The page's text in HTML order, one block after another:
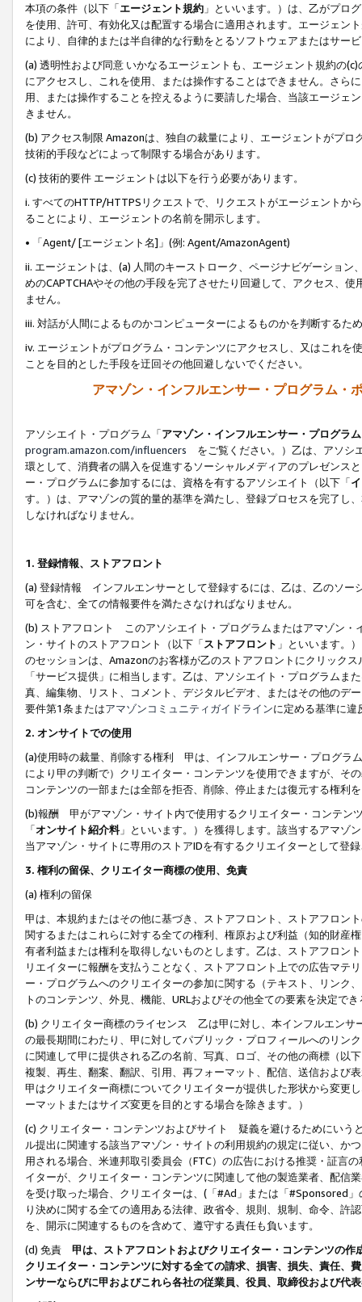
本項の条件（以下「エージェント規約 」といいます。）は、乙がプロ
を使用、許可、有効化又は配置する場合に適用されます。エージェン
により、自律的または半自律的な行動をとるソフトウェアまたはサー
(a) 透明性および同意 いかなるエージェントも、エージェント規約の
にアクセスし、これを使用、または操作することはできません。さら
用、または操作することを控えるように要請した場合、当該エージェ
きません。
(b) アクセス制限 Amazonは、独自の裁量により、エージェントがプ
技術的手段などによって制限する場合があります。
(c) 技術的要件 エージェントは以下を行う必要があります。
i. すべてのHTTP/HTTPSリクエストで、リクエストがエージェントか
ることにより、エージェントの名前を開示します。
• 「Agent/ [エージェント名]」(例: Agent/AmazonAgent)
ii. エージェントは、(a) 人間のキーストローク、ページナビゲーショ
めのCAPTCHAやその他の手段を完了させたり回避して、アクセス、
ません。
iii. 対話が人間によるものかコンピューターによるものかを判断するた
iv. エージェントがプログラム・コンテンツにアクセスし、又はこれ
ことを目的とした手段を迂回その他回避しないでください。
アマゾン・インフルエンサー・プログラム・
アソシエイト・プログラム「アマゾン・インフルエンサー・プログラム
program.amazon.com/influencers をご覧ください。）乙は、アソシ
環として、消費者の購入を促進するソーシャルメディアのプレゼンス
ー・プログラムに参加するには、資格を有するアソシエイト（以下「
す。）は、アマゾンの質的量的基準を満たし、登録プロセスを完了し、
しなければなりません。
1. 登録情報、ストアフロント
(a) 登録情報 インフルエンサーとして登録するには、乙は、乙のソー
可を含む、全ての情報要件を満たさなければなりません。
(b) ストアフロント このアソシエイト・プログラムまたはアマゾン・
ン・サイトのストアフロント（以下「ストアフロント 」といいます。
のセッションは、Amazonのお客様が乙のストアフロントにクリック
「サービス提供」に相当します。乙は、アソシエイト・プログラム
真、編集物、リスト、コメント、デジタルビデオ、またはその他のデ
要件第1条またはアマゾンコミュニティガイドラインに定める基準に違
2. オンサイトでの使用
(a)使用時の裁量、削除する権利 甲は、インフルエンサー・プログラ
により甲の判断で）クリエイター・コンテンツを使用できますが、そ
コンテンツの一部または全部を拒否、削除、停止または復元する権利
(b)報酬 甲がアマゾン・サイト内で使用するクリエイター・コンテン
「オンサイト紹介料」といいます。）を獲得します。該当するアマゾ
当アマゾン・サイトに専用のストアIDを有するクリエイターとして登
3. 権利の留保、クリエイター商標の使用、免責
(a) 権利の留保
甲は、本規約またはその他に基づき、ストアフロント、ストアフロン
関するまたはこれらに対する全ての権利、権原および利益（知的財産
有者利益または権利を取得しないものとします。乙は、ストアフロン
リエイターに報酬を支払うことなく、ストアフロント上での広告マテ
ー・プログラムへのクリエイターの参加に関する（テキスト、リンク
トのコンテンツ、外見、機能、URLおよびその他全ての要素を決定で
(b) クリエイター商標のライセンス 乙は甲に対し、本インフルエンサ
の最長期間にわたり、甲に対してパブリック・プロフィールへのリン
に関連して甲に提供される乙の名前、写真、ロゴ、その他の商標（以
複製、再生、翻案、翻訳、引用、再フォーマット、配信、送信および
甲はクリエイター商標についてクリエイターが提供した形状から変更
ーマットまたはサイズ変更を目的とする場合を除きます。）
(c) クリエイター・コンテンツおよびサイト 疑義を避けるためにいう
ル提出に関連する該当アマゾン・サイトの利用規約の規定に従い、か
用される場合、米連邦取引委員会（FTC）の広告における推奨・証言
イターが、クリエイター・コンテンツに関連して他の製造業者、配信
を受け取った場合、クリエイターは、(「#Ad」または「#Sponsored
り決めに関する全ての適用ある法律、政省令、規則、規制、命令、許
を、開示に関連するものを含めて、遵守する責任も負います。
(d) 免責 甲は、ストアフロントおよびクリエイター・コンテンツの
クリエイター・コンテンツに対する全ての請求、損害、損失、責任、
ンサーならびに甲およびこれら各社の従業員、役員、取締役および代